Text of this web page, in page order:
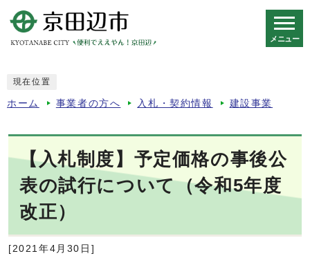
メニュー
現在位置
ホーム 事業者の方へ 入札・契約情報 建設事業
【入札制度】予定価格の事後公
表の試行について（令和5年度
改正）
[2021年4月30日]